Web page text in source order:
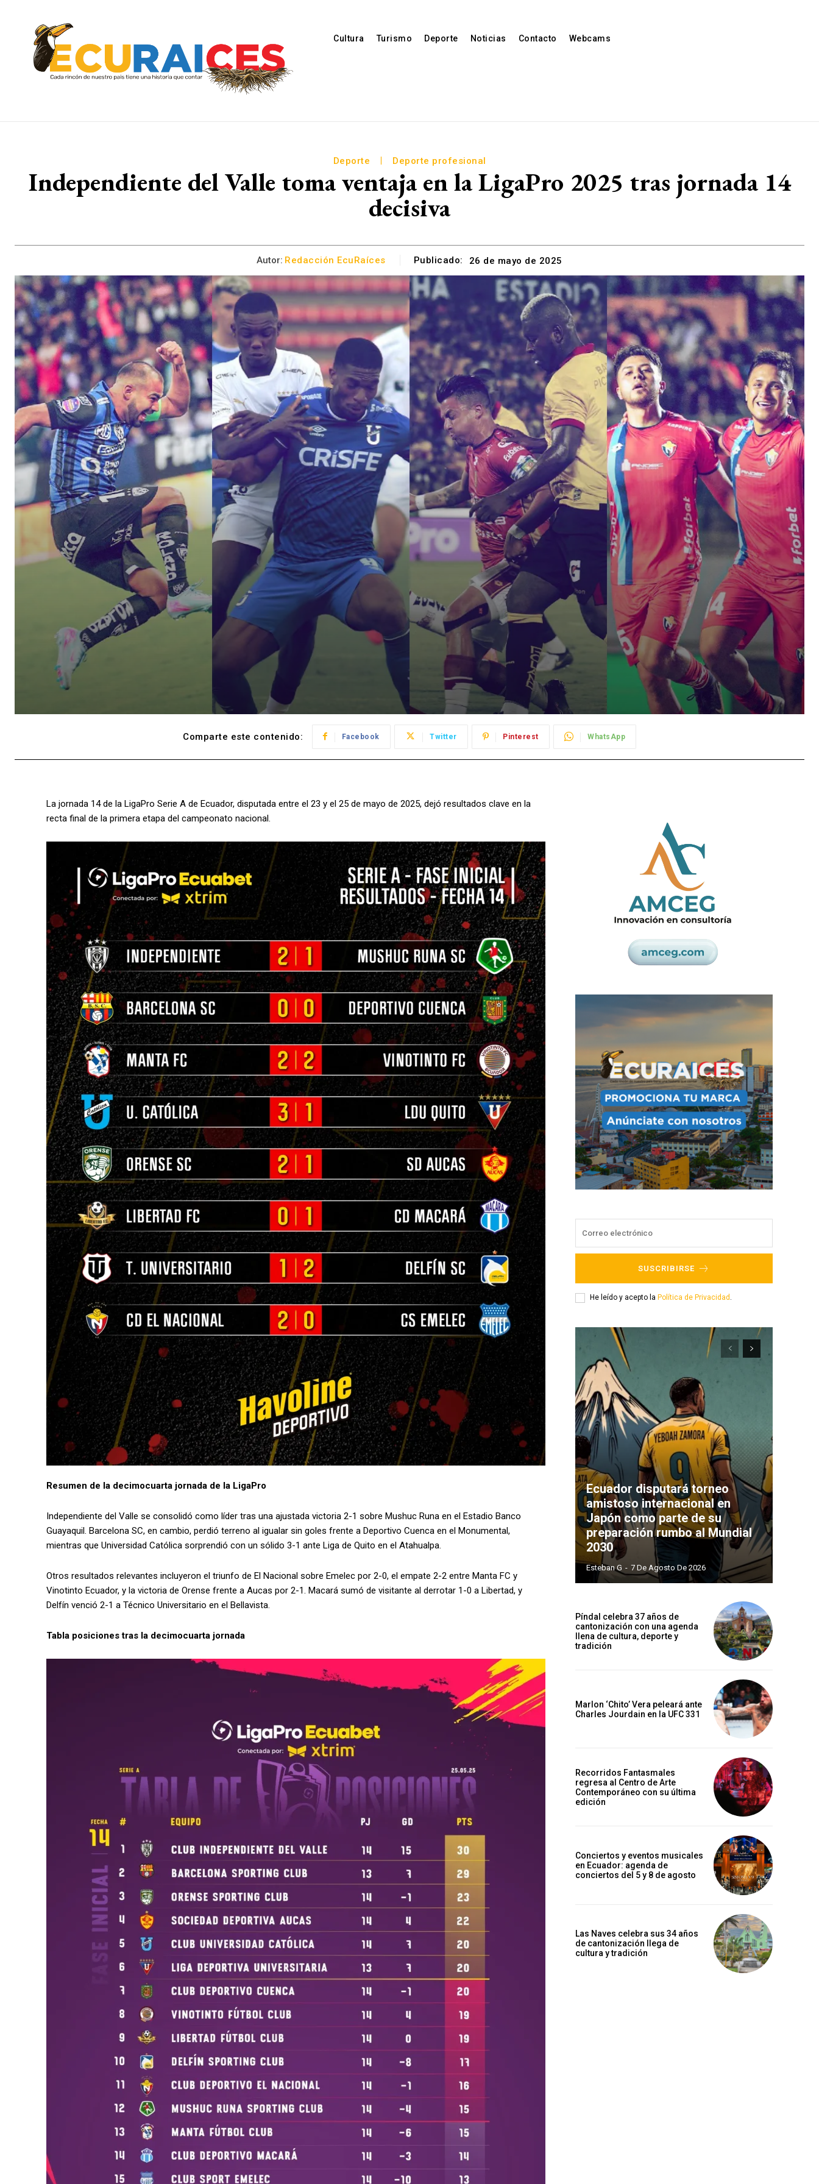
Cultura Turismo Deporte Noticias Contacto Webcams
Deporte Deporte profesional
Independiente del Valle toma ventaja en la LigaPro 2025 tras jornada 14
decisiva
Autor: Redacción EcuRaíces Publicado: 26 de mayo de 2025
Comparte este contenido: Facebook Twitter Pinterest WhatsApp
La jornada 14 de la LigaPro Serie A de Ecuador, disputada entre el 23 y el 25 de mayo de 2025, dejó resultados clave en la
recta final de la primera etapa del campeonato nacional.
Resumen de la decimocuarta jornada de la LigaPro
Independiente del Valle se consolidó como líder tras una ajustada victoria 2-1 sobre Mushuc Runa en el Estadio Banco
Guayaquil. Barcelona SC, en cambio, perdió terreno al igualar sin goles frente a Deportivo Cuenca en el Monumental,
mientras que Universidad Católica sorprendió con un sólido 3-1 ante Liga de Quito en el Atahualpa.
Otros resultados relevantes incluyeron el triunfo de El Nacional sobre Emelec por 2-0, el empate 2-2 entre Manta FC y
Vinotinto Ecuador, y la victoria de Orense frente a Aucas por 2-1. Macará sumó de visitante al derrotar 1-0 a Libertad, y
Delfín venció 2-1 a Técnico Universitario en el Bellavista.
Tabla posiciones tras la decimocuarta jornada
SUSCRIBIRSE
He leído y acepto la Política de Privacidad .
Ecuador disputará torneo
amistoso internacional en
Japón como parte de su
preparación rumbo al Mundial
2030
Esteban G - 7 De Agosto De 2026
Píndal celebra 37 años de
cantonización con una agenda
llena de cultura, deporte y
tradición
Marlon ‘Chito’ Vera peleará ante
Charles Jourdain en la UFC 331
Recorridos Fantasmales
regresa al Centro de Arte
Contemporáneo con su última
edición
Conciertos y eventos musicales
en Ecuador: agenda de
conciertos del 5 y 8 de agosto
Las Naves celebra sus 34 años
de cantonización llega de
cultura y tradición